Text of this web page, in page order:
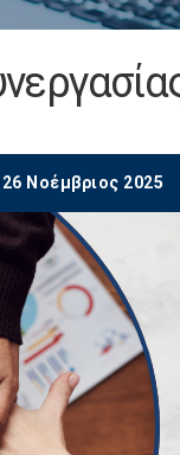
26 Νοέμβριος 2025